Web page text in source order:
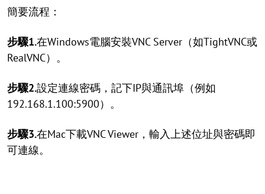
簡要流程：
步驟1.在Windows電腦安裝VNC Server（如TightVNC或
RealVNC）。
步驟2.設定連線密碼，記下IP與通訊埠（例如
192.168.1.100:5900）。
步驟3.在Mac下載VNC Viewer，輸入上述位址與密碼即
可連線。